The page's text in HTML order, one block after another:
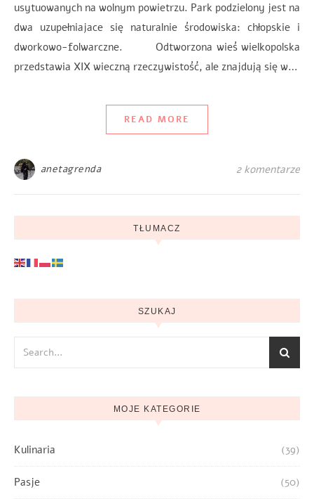
usytuowanych na wolnym powietrzu. Park podzielony jest na
dwa uzupełniajace się naturalnie środowiska: chłopskie i
dworkowo-folwarczne. Odtworzona wieś wielkopolska
przedstawia XIX wieczną rzeczywistość, ale znajdują się w…
READ MORE
anetagrenda 2 komentarze
TŁUMACZ
SZUKAJ
MOJE KATEGORIE
Kulinaria (39)
Pasje (50)